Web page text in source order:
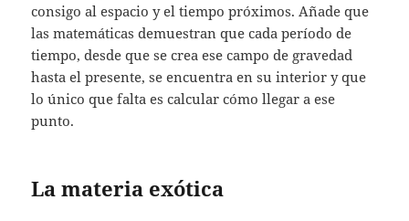
consigo al espacio y el tiempo próximos. Añade que
las matemáticas demuestran que cada período de
tiempo, desde que se crea ese campo de gravedad
hasta el presente, se encuentra en su interior y que
lo único que falta es calcular cómo llegar a ese
punto.
La materia exótica